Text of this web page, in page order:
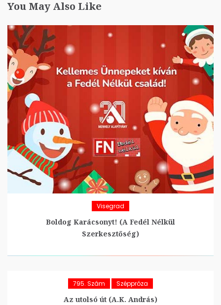
You May Also Like
Visegrad
Boldog Karácsonyt! (A Fedél Nélkül
Szerkesztőség)
795. Szám Széppróza
Az utolsó út (A.K. András)